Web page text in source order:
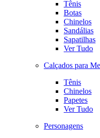
Tênis
Botas
Chinelos
Sandálias
Sapatilhas
Ver Tudo
Calçados para
Tênis
Chinelos
Papetes
Ver Tudo
Personagens